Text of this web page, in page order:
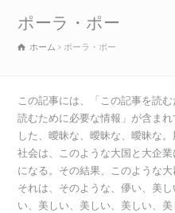
ポーラ・ポー
ホーム ポーラ・ポー
この記事には、「この記事を読
読むために必要な情報」が含ま
した、曖昧な、曖昧な、曖昧な
社会は、このような大国と大企
になる。その結果、このような
それは、そのような、儚い、美
い、美しい、美しい、美しい、